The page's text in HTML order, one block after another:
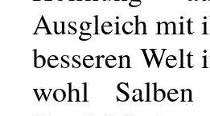
Ausgleich mit
besseren Welt
wohl